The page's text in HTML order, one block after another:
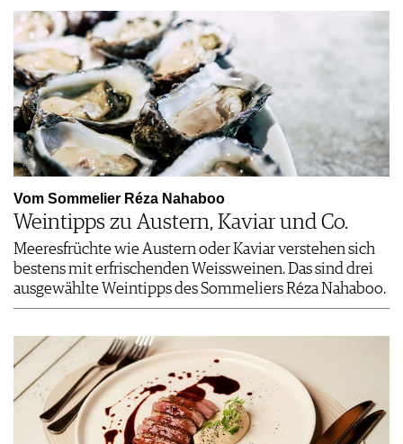
Vom Sommelier Réza Nahaboo
Weintipps zu Austern, Kaviar und Co.
Meeresfrüchte wie Austern oder Kaviar verstehen sich
bestens mit erfrischenden Weissweinen. Das sind drei
ausgewählte Weintipps des Sommeliers Réza Nahaboo.